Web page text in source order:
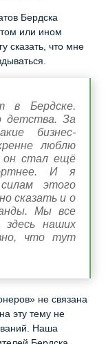
Бердска
или ином
сказать, что мне
в Бердске.
детства. За
бизнес-
люблю
он стал ещё
И я
этого
сказать и о
Мы все
наших
что тут
не связана
эту тему не
Наша